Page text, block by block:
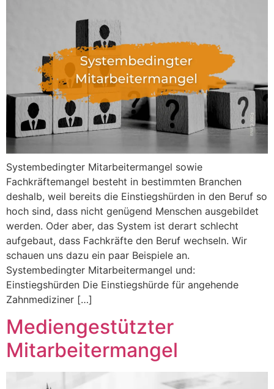
Systembedingter Mitarbeitermangel sowie
Fachkräftemangel besteht in bestimmten Branchen
deshalb, weil bereits die Einstiegshürden in den Beruf so
hoch sind, dass nicht genügend Menschen ausgebildet
werden. Oder aber, das System ist derart schlecht
aufgebaut, dass Fachkräfte den Beruf wechseln. Wir
schauen uns dazu ein paar Beispiele an.
Systembedingter Mitarbeitermangel und:
Einstiegshürden Die Einstiegshürde für angehende
Zahnmediziner […]
Mediengestützter
Mitarbeitermangel